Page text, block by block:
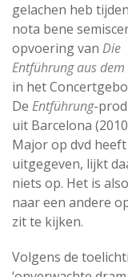
gelachen heb
nota bene
opvoering van Die
Entführung aus dem
in het
De Entführung-
uit Barcelona
Major op dvd heeft
uitgegeven, lijkt
niets op. Het is
naar een andere
zit te kijken.
Volgens de